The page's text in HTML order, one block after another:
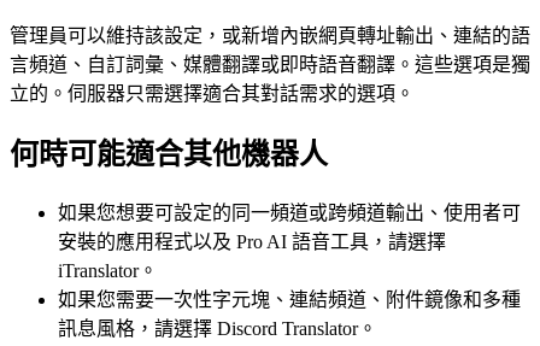
管理員可以維持該設定，或新增內嵌網頁轉址輸出、連結的語
言頻道、自訂詞彙、媒體翻譯或即時語音翻譯。這些選項是獨
立的。伺服器只需選擇適合其對話需求的選項。
何時可能適合其他機器人
如果您想要可設定的同一頻道或跨頻道輸出、使用者可
安裝的應用程式以及 Pro AI 語音工具，請選擇
iTranslator。
如果您需要一次性字元塊、連結頻道、附件鏡像和多種
訊息風格，請選擇 Discord Translator。